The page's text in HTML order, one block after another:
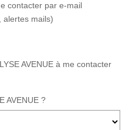
contacter par e-mail
alertes mails)
AVENUE à me contacter
AVENUE ?